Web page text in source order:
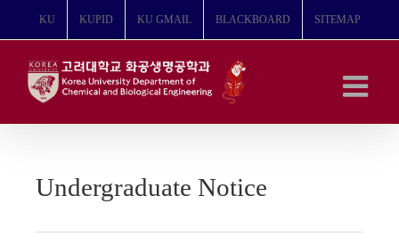
뛰
KU KUPID KU GMAIL BLACKBOARD SITEMAP
Undergraduate Notice